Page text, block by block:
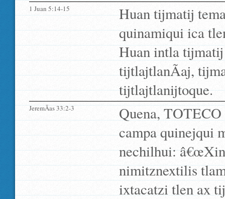
1 Juan 5:14-15
Huan tijmatij
quinamiqui ica
Huan intla
tijtlajtlanÃ­aj,
tijtlajtlanijtoque.
JeremÃ­as 33:2-3
Quena,
campa quinejqui
nechilhui:
nimitznextilis
ixtacatzi tlen ax